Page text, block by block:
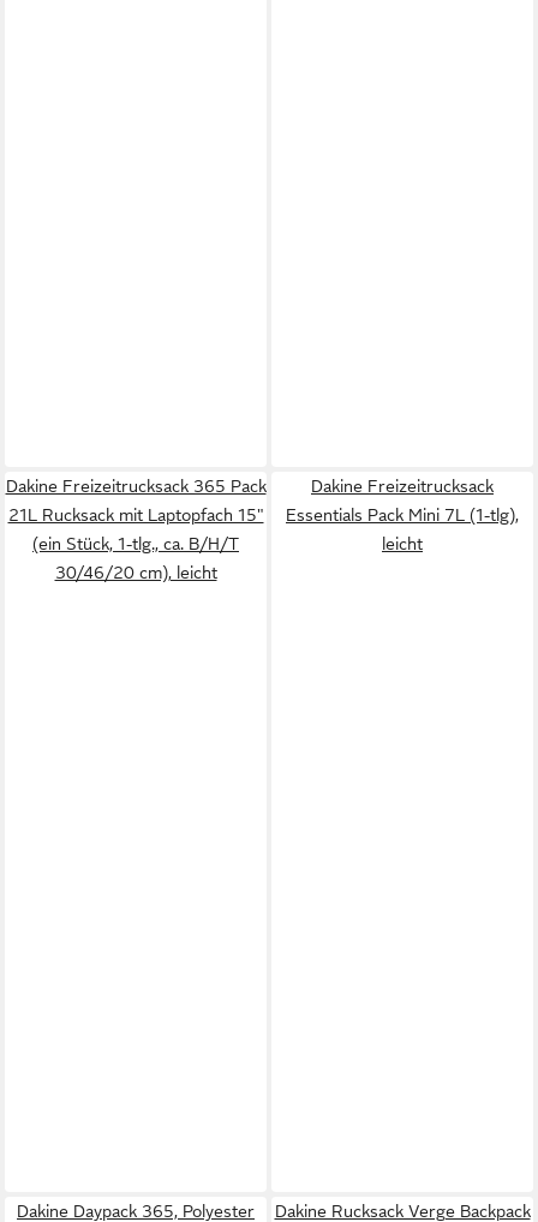
Dakine Freizeitrucksack 365 Pack
21L Rucksack mit Laptopfach 15"
(ein Stück, 1-tlg., ca. B/H/T
30/46/20 cm), leicht
Dakine Freizeitrucksack
Essentials Pack Mini 7L (1-tlg),
leicht
Dakine Daypack 365, Polyester
Dakine Rucksack Verge Backpack